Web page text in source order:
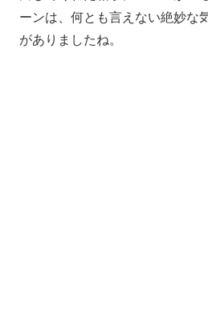
ーンは、何とも言えない絶妙な
がありましたね。